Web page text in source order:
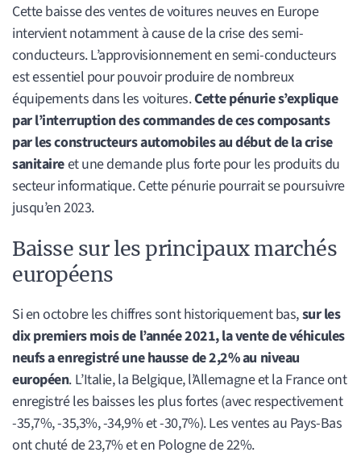
Cette baisse des ventes de voitures neuves en Europe
intervient notamment à cause de la crise des semi-
conducteurs. L’approvisionnement en semi-conducteurs
est essentiel pour pouvoir produire de nombreux
équipements dans les voitures.Cette pénurie s’explique
par l’interruption des commandes de ces composants
par les constructeurs automobiles au début de la crise
sanitaireet une demande plus forte pour les produits du
secteur informatique. Cette pénurie pourrait se poursuivre
jusqu’en 2023.
Baisse sur les principaux marchés
européens
Si en octobre les chiffres sont historiquement bas,sur les
dix premiers mois de l’année 2021, la vente de véhicules
neufs a enregistré une hausse de 2,2% au niveau
européen. L’Italie, la Belgique, l’Allemagne et la France ont
enregistré les baisses les plus fortes (avec respectivement
-35,7%, -35,3%, -34,9% et -30,7%). Les ventes au Pays-Bas
ont chuté de 23,7% et en Pologne de 22%.